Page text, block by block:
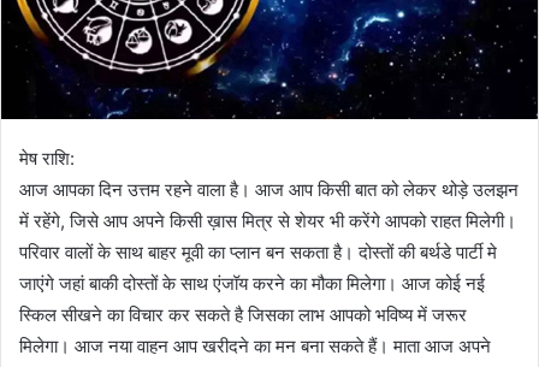
मेष राशि:
आज आपका दिन उत्तम रहने वाला है। आज आप किसी बात को लेकर थोड़े उलझन
में रहेंगे, जिसे आप अपने किसी ख़ास मित्र से शेयर भी करेंगे आपको राहत मिलेगी।
परिवार वालों के साथ बाहर मूवी का प्लान बन सकता है। दोस्तों की बर्थडे पार्टी मे
जाएंगे जहां बाकी दोस्तों के साथ एंजॉय करने का मौका मिलेगा। आज कोई नई
स्किल सीखने का विचार कर सकते है जिसका लाभ आपको भविष्य में जरूर
मिलेगा। आज नया वाहन आप खरीदने का मन बना सकते हैं। माता आज अपने